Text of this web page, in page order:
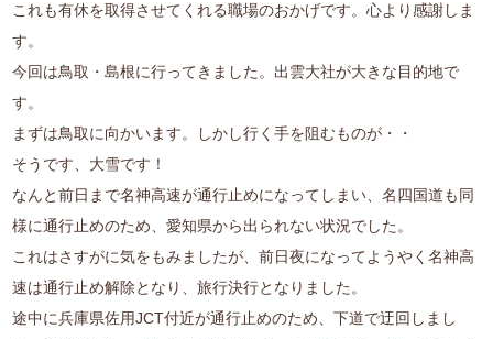
これも有休を取得させてくれる職場のおかげです。心より感謝しま
す。
今回は鳥取・島根に行ってきました。出雲大社が大きな目的地で
す。
まずは鳥取に向かいます。しかし行く手を阻むものが・・
そうです、大雪です！
なんと前日まで名神高速が通行止めになってしまい、名四国道も同
様に通行止めのため、愛知県から出られない状況でした。
これはさすがに気をもみましたが、前日夜になってようやく名神高
速は通行止め解除となり、旅行決行となりました。
途中に兵庫県佐用JCT付近が通行止めのため、下道で迂回しまし